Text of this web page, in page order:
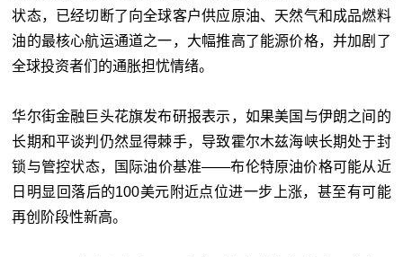
状态，已经切断了向全球客户供应原油、天然气和成品燃料
油的最核心航运通道之一，大幅推高了能源价格，并加剧了
全球投资者们的通胀担忧情绪。
华尔街金融巨头花旗发布研报表示，如果美国与伊朗之间的
长期和平谈判仍然显得棘手，导致霍尔木兹海峡长期处于封
锁与管控状态，国际油价基准——布伦特原油价格可能从近
日明显回落后的100美元附近点位进一步上涨，甚至有可能
再创阶段性新高。